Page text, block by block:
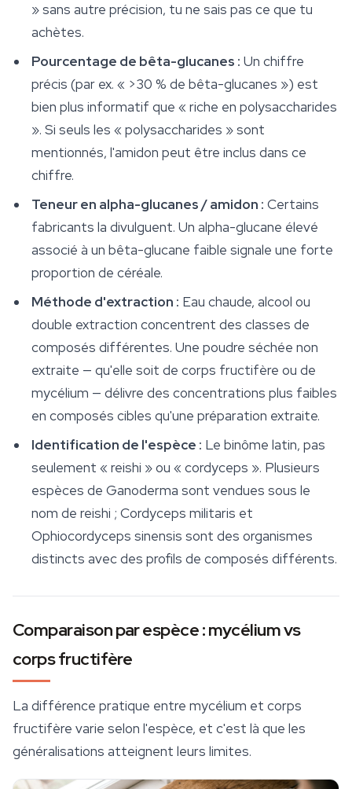
» sans autre précision, tu ne sais pas ce que tu
achètes.
Pourcentage de bêta-glucanes : Un chiffre
précis (par ex. « >30 % de bêta-glucanes ») est
bien plus informatif que « riche en polysaccharides
». Si seuls les « polysaccharides » sont
mentionnés, l'amidon peut être inclus dans ce
chiffre.
Teneur en alpha-glucanes / amidon : Certains
fabricants la divulguent. Un alpha-glucane élevé
associé à un bêta-glucane faible signale une forte
proportion de céréale.
Méthode d'extraction : Eau chaude, alcool ou
double extraction concentrent des classes de
composés différentes. Une poudre séchée non
extraite — qu'elle soit de corps fructifère ou de
mycélium — délivre des concentrations plus faibles
en composés cibles qu'une préparation extraite.
Identification de l'espèce : Le binôme latin, pas
seulement « reishi » ou « cordyceps ». Plusieurs
espèces de Ganoderma sont vendues sous le
nom de reishi ; Cordyceps militaris et
Ophiocordyceps sinensis sont des organismes
distincts avec des profils de composés différents.
Comparaison par espèce : mycélium vs
corps fructifère
La différence pratique entre mycélium et corps
fructifère varie selon l'espèce, et c'est là que les
généralisations atteignent leurs limites.